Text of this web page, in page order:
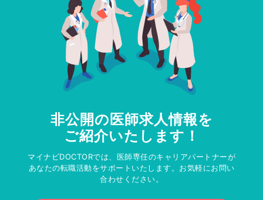
非公開の医師求人情報を
ご紹介いたします！
マイナビDOCTORでは、医師専任のキャリアパートナーが
あなたの転職活動をサポートいたします。お気軽にお問い
合わせください。